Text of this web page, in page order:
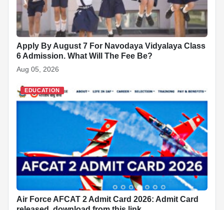
Apply By August 7 For Navodaya Vidyalaya Class
6 Admission. What Will The Fee Be?
Aug 05, 2026
EDUCATION
Air Force AFCAT 2 Admit Card 2026: Admit Card